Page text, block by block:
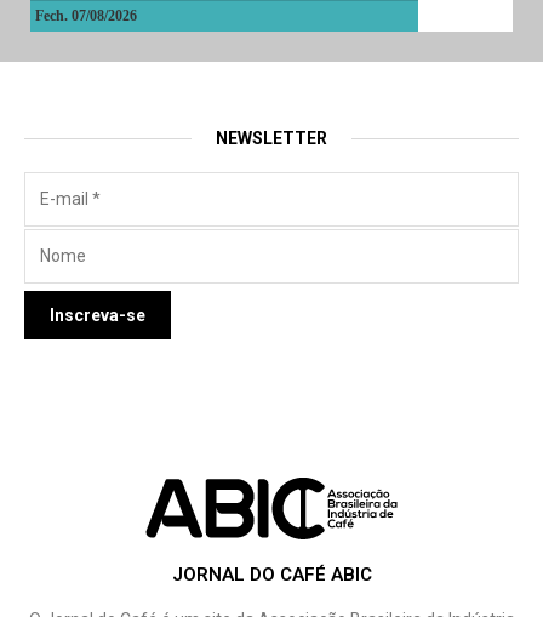
Fech. 07/08/2026
NEWSLETTER
JORNAL DO CAFÉ ABIC